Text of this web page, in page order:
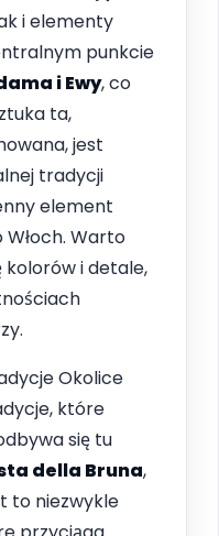
i elementy
punkcie
i Ewy, co
ta,
jest
tradycji
element
Warto
kolorów i detale,
Okolice
które
się tu
della Bruna,
to niezwykle